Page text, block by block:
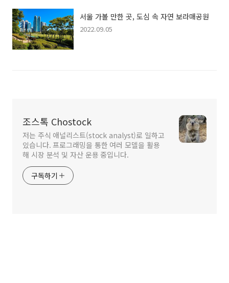
서울 가볼 만한 곳, 도심 속 자연 보라매공원
2022.09.05
조스톡 Chostock
저는 주식 애널리스트(stock analyst)로 일하고
있습니다. 프로그래밍을 통한 여러 모델을 활용
해 시장 분석 및 자산 운용 중입니다.
구독하기